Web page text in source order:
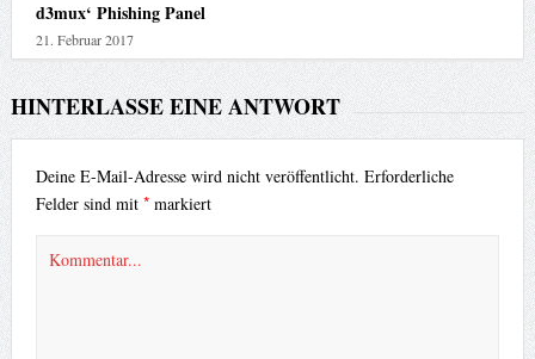
d3mux‘ Phishing Panel
21. Februar 2017
HINTERLASSE EINE ANTWORT
Deine E-Mail-Adresse wird nicht veröffentlicht. Erforderliche
Felder sind mit *markiert